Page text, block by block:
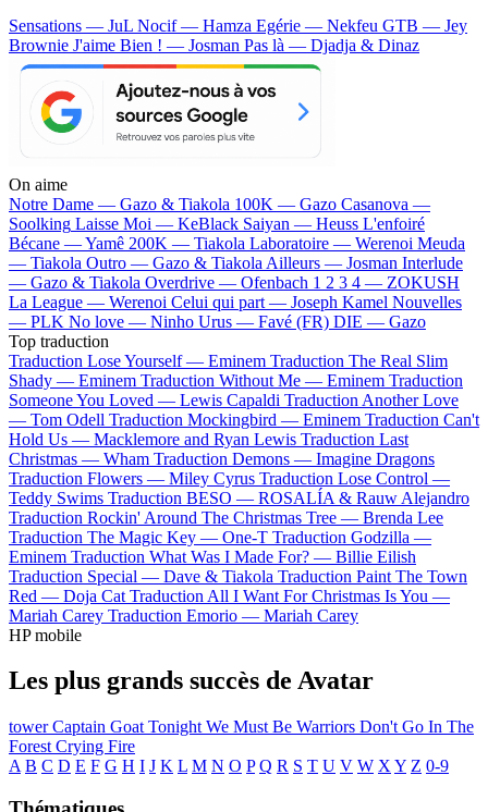
Sensations — JuL Nocif — Hamza Egérie — Nekfeu GTB — Jey
Brownie J'aime Bien ! — Josman Pas là — Djadja & Dinaz
On aime
Notre Dame — Gazo & Tiakola 100K — Gazo Casanova —
Soolking Laisse Moi — KeBlack Saiyan — Heuss L'enfoiré
Bécane —Yamê 200K — Tiakola Laboratoire — Werenoi Meuda
— Tiakola Outro — Gazo & Tiakola Ailleurs — Josman Interlude
— Gazo & Tiakola Overdrive — Ofenbach 1 2 3 4 — ZOKUSH
La League — Werenoi Celui qui part — Joseph Kamel Nouvelles
— PLK No love — Ninho Urus — Favé (FR) DIE — Gazo
Top traduction
Traduction Lose Yourself — Eminem Traduction The Real Slim
Shady — Eminem Traduction Without Me — Eminem Traduction
Someone You Loved — Lewis Capaldi Traduction Another Love
— Tom Odell Traduction Mockingbird — Eminem Traduction Can't
Hold Us — Macklemore and Ryan Lewis Traduction Last
Christmas — Wham Traduction Demons — Imagine Dragons
Traduction Flowers — Miley Cyrus Traduction Lose Control —
Teddy Swims Traduction BESO — ROSALÍA & Rauw Alejandro
Traduction Rockin' Around The Christmas Tree — Brenda Lee
Traduction The Magic Key — One-T Traduction Godzilla —
Eminem Traduction What Was I Made For? — Billie Eilish
Traduction Special — Dave & Tiakola Traduction Paint The Town
Red — Doja Cat Traduction All I Want For Christmas Is You —
Mariah Carey Traduction Emorio — Mariah Carey
HP mobile
Les plus grands succès de Avatar
towerCaptain Goat Tonight We Must Be Warriors Don't Go In The
Forest Crying Fire
A B C D E F G H I J K L M N O P Q R S T U V W X Y Z 0-9